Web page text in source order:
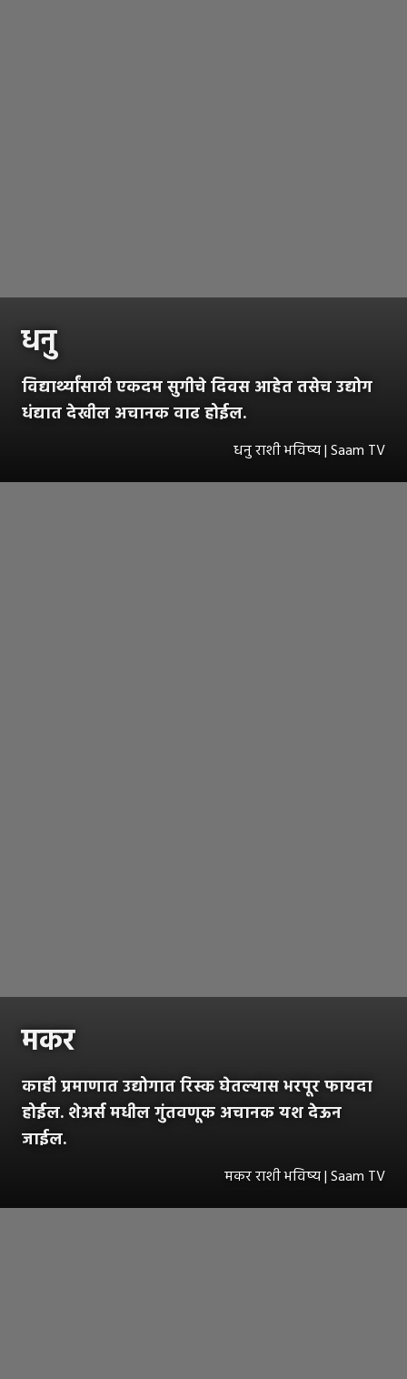
धनु
विद्यार्थ्यांसाठी एकदम सुगीचे दिवस आहेत तसेच उद्योग
धंद्यात देखील अचानक वाढ होईल.
धनु राशी भविष्य | Saam TV
मकर
काही प्रमाणात उद्योगात रिस्क घेतल्यास भरपूर फायदा
होईल. शेअर्स मधील गुंतवणूक अचानक यश देऊन
जाईल.
मकर राशी भविष्य | Saam TV